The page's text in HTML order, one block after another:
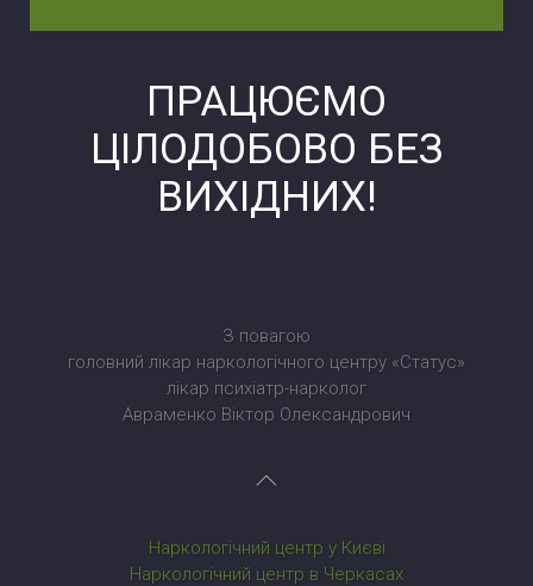
ПРАЦЮЄМО
ЦІЛОДОБОВО БЕЗ
ВИХІДНИХ!
З повагою
головний лікар наркологічного центру «Статус»
лікар психіатр-нарколог
Авраменко Віктор Олександрович
Наркологічний центр у Києві
Наркологічний центр в Черкасах